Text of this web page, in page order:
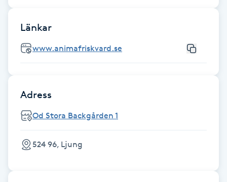
Fransförlängning
Fransk manikyr
Fransrengöring
Frekvensterapi
Länkar
www.animafriskvard.se
Adress
Od Stora Backgården 1
524 96, Ljung